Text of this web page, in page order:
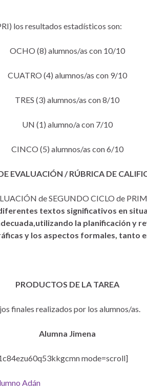
los resultados estadísticos son:
OCHO (8) alumnos/as con 10/10
CUATRO (4) alumnos/as con 9/10
TRES (3) alumnos/as con 8/10
UN (1) alumno/a con 7/10
CINCO (5) alumnos/as con 6/10
EVALUACIÓN / RÚBRICA DE
de SEGUNDO CICLO de
textos significativos en
la planificación y
y los aspectos formales, tanto
PRODUCTOS DE LA TAREA
finales realizados por los alumnos/as.
Alumna Jimena
mode=scroll]
Adán